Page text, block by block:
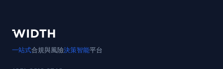
一站式合規與風險決策智能平台